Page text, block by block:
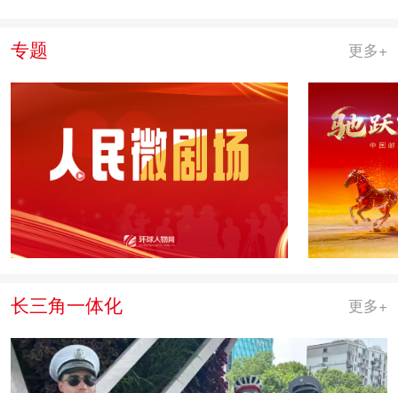
专题 更多+
长三角一体化 更多+